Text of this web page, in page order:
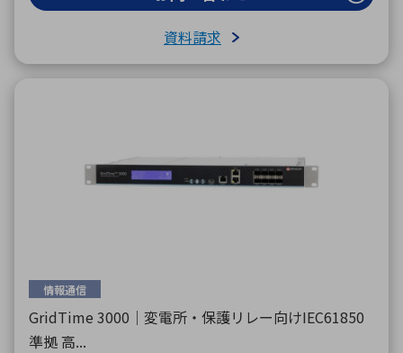
資料請求
情報通信
GridTime 3000｜変電所・保護リレー向けIEC61850
準拠 高...